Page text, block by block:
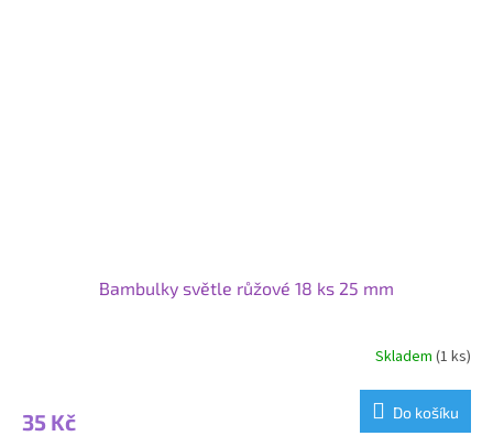
Bambulky světle růžové 18 ks 25 mm
Skladem (1 ks)
35 Kč Do košíku